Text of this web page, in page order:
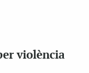
violència